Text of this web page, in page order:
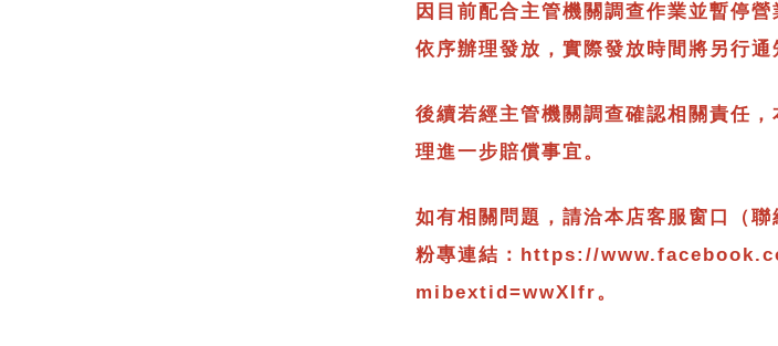
因目前配合主管機關調查作業並暫停
依序辦理發放，實際發放時間將另行通
後續若經主管機關調查確認相關責任
理進一步賠償事宜。
如有相關問題，請洽本店客服窗口（
粉專連結：https://
mibextid=wwXIfr。